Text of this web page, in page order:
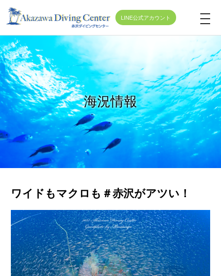
LINE公式アカウント
t
o
g
e
n
a
v
o
海況情報
ワイドもマクロも＃赤沢がアツい！